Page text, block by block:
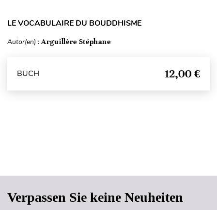
LE VOCABULAIRE DU BOUDDHISME
Autor(en) :Arguillère Stéphane
BUCH 12,00 €
Verpassen Sie keine Neuheiten